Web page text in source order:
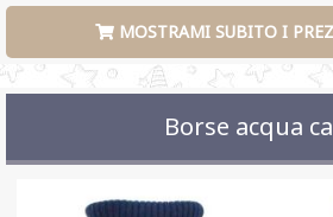
MOSTRAMI SUBITO I
Borse acqua